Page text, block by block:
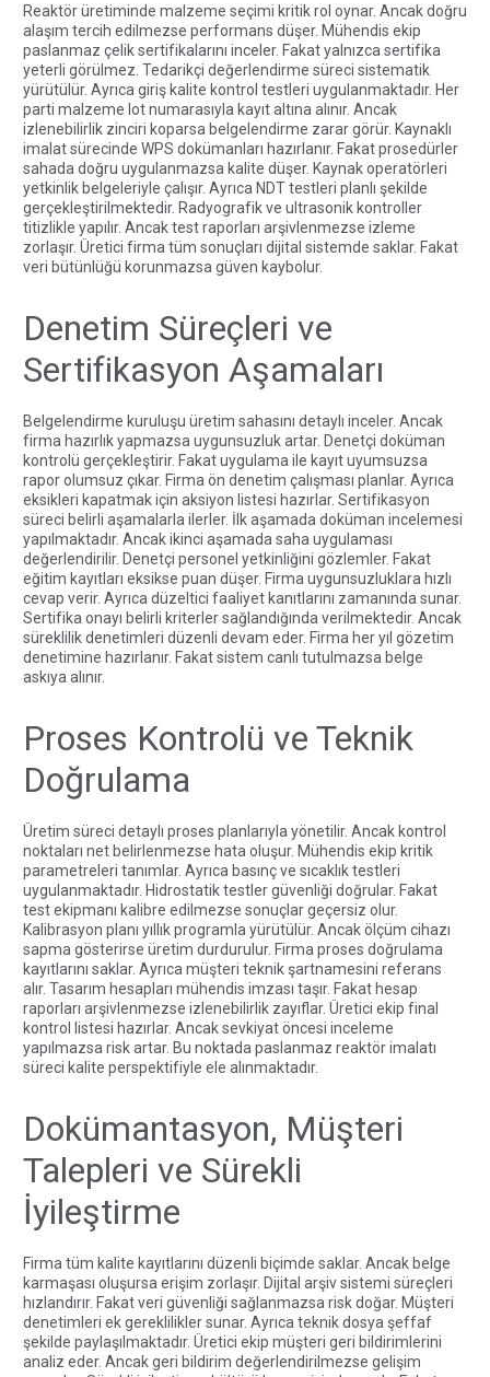
Reaktör üretiminde malzeme seçimi kritik rol oynar. Ancak doğru
alaşım tercih edilmezse performans düşer. Mühendis ekip
paslanmaz çelik sertifikalarını inceler. Fakat yalnızca sertifika
yeterli görülmez. Tedarikçi değerlendirme süreci sistematik
yürütülür. Ayrıca giriş kalite kontrol testleri uygulanmaktadır. Her
parti malzeme lot numarasıyla kayıt altına alınır. Ancak
izlenebilirlik zinciri koparsa belgelendirme zarar görür. Kaynaklı
imalat sürecinde WPS dokümanları hazırlanır. Fakat prosedürler
sahada doğru uygulanmazsa kalite düşer. Kaynak operatörleri
yetkinlik belgeleriyle çalışır. Ayrıca NDT testleri planlı şekilde
gerçekleştirilmektedir. Radyografik ve ultrasonik kontroller
titizlikle yapılır. Ancak test raporları arşivlenmezse izleme
zorlaşır. Üretici firma tüm sonuçları dijital sistemde saklar. Fakat
veri bütünlüğü korunmazsa güven kaybolur.
Denetim Süreçleri ve
Sertifikasyon Aşamaları
Belgelendirme kuruluşu üretim sahasını detaylı inceler. Ancak
firma hazırlık yapmazsa uygunsuzluk artar. Denetçi doküman
kontrolü gerçekleştirir. Fakat uygulama ile kayıt uyumsuzsa
rapor olumsuz çıkar. Firma ön denetim çalışması planlar. Ayrıca
eksikleri kapatmak için aksiyon listesi hazırlar. Sertifikasyon
süreci belirli aşamalarla ilerler. İlk aşamada doküman incelemesi
yapılmaktadır. Ancak ikinci aşamada saha uygulaması
değerlendirilir. Denetçi personel yetkinliğini gözlemler. Fakat
eğitim kayıtları eksikse puan düşer. Firma uygunsuzluklara hızlı
cevap verir. Ayrıca düzeltici faaliyet kanıtlarını zamanında sunar.
Sertifika onayı belirli kriterler sağlandığında verilmektedir. Ancak
süreklilik denetimleri düzenli devam eder. Firma her yıl gözetim
denetimine hazırlanır. Fakat sistem canlı tutulmazsa belge
askıya alınır.
Proses Kontrolü ve Teknik
Doğrulama
Üretim süreci detaylı proses planlarıyla yönetilir. Ancak kontrol
noktaları net belirlenmezse hata oluşur. Mühendis ekip kritik
parametreleri tanımlar. Ayrıca basınç ve sıcaklık testleri
uygulanmaktadır. Hidrostatik testler güvenliği doğrular. Fakat
test ekipmanı kalibre edilmezse sonuçlar geçersiz olur.
Kalibrasyon planı yıllık programla yürütülür. Ancak ölçüm cihazı
sapma gösterirse üretim durdurulur. Firma proses doğrulama
kayıtlarını saklar. Ayrıca müşteri teknik şartnamesini referans
alır. Tasarım hesapları mühendis imzası taşır. Fakat hesap
raporları arşivlenmezse izlenebilirlik zayıflar. Üretici ekip final
kontrol listesi hazırlar. Ancak sevkiyat öncesi inceleme
yapılmazsa risk artar. Bu noktadapaslanmaz reaktör imalatı
süreci kalite perspektifiyle ele alınmaktadır.
Dokümantasyon, Müşteri
Talepleri ve Sürekli
İyileştirme
Firma tüm kalite kayıtlarını düzenli biçimde saklar. Ancak belge
karmaşası oluşursa erişim zorlaşır. Dijital arşiv sistemi süreçleri
hızlandırır. Fakat veri güvenliği sağlanmazsa risk doğar. Müşteri
denetimleri ek gereklilikler sunar. Ayrıca teknik dosya şeffaf
şekilde paylaşılmaktadır. Üretici ekip müşteri geri bildirimlerini
analiz eder. Ancak geri bildirim değerlendirilmezse gelişim